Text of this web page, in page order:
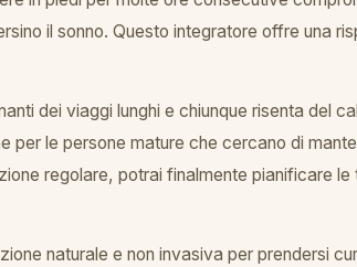
il sonno. Questo integratore offre una
dei viaggi lunghi e chiunque risenta del
le persone mature che cercano di
regolare, potrai finalmente pianificare
naturale e non invasiva per prendersi